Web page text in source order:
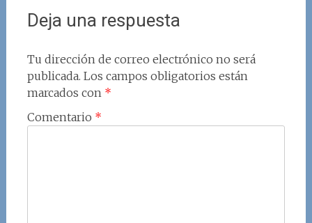
Deja una respuesta
Tu dirección de correo electrónico no será
publicada. Los campos obligatorios están
marcados con *
Comentario *